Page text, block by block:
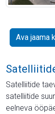
Ava jaama
Satelliitide
satelliitide
eelneva